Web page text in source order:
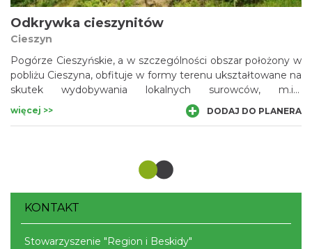
Odkrywka cieszynitów
Cieszyn
Pogórze Cieszyńskie, a w szczególności obszar położony w
pobliżu Cieszyna, obfituje w formy terenu ukształtowane na
skutek wydobywania lokalnych surowców, m.in.
cieszynitów. Skały te były wykorzystywane przez człowieka
już od schyłku epoki brązu i w epoce żelaza przy produkcji
więcej >> DODAJ DO PLANERA
KONTAKT
Stowarzyszenie "Region i Beskidy"